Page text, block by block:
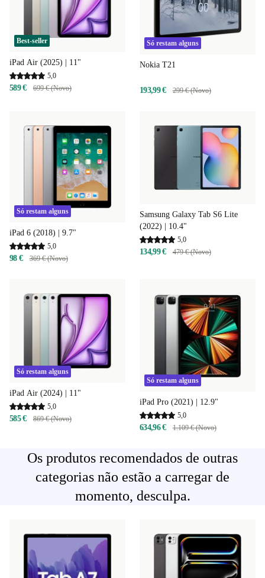
Best-seller
iPad Air (2025) | 11"
5,0
589 € 699 € (Novo)
Só restam alguns
Nokia T21
193,99 € 299 € (Novo)
Só restam alguns
iPad 6 (2018) | 9.7"
5,0
98 € 369 € (Novo)
Samsung Galaxy Tab S6 Lite
(2022) | 10.4"
5,0
134,99 € 479 € (Novo)
Só restam alguns
iPad Air (2024) | 11"
5,0
585 € 869 € (Novo)
Só restam alguns
iPad Pro (2021) | 12.9"
5,0
634,96 € 1.109 € (Novo)
Os produtos recomendados de outras
categorias não estão a carregar de
momento, desculpa.